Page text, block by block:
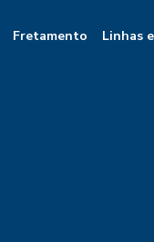
Fretamento Linhas